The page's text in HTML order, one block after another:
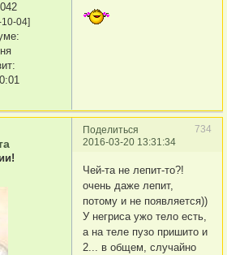
10-04]
Поделиться
734
2016-03-20 13:31:34
Чей-та не лепит-то?!
очень даже лепит,
потому и не появляется))
У негриса ужо тело есть,
а на теле пузо пришито и
2... в общем, случайно